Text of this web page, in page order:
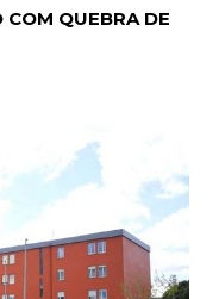
QUEBRA DE